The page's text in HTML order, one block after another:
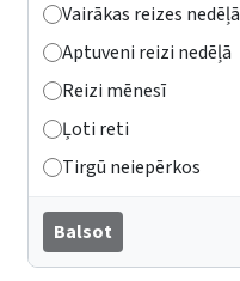
Vairākas reizes nedēļā
Aptuveni reizi nedēļā
Reizi mēnesī
Ļoti reti
Tirgū neiepērkos
Balsot